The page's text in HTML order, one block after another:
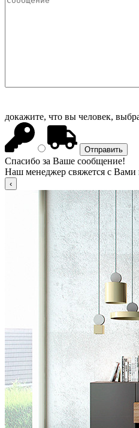
докажите, что вы человек,
Спасибо за Ваше сообщение!
Наш менеджер свяжется с Вами